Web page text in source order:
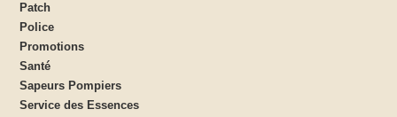
Patch
Police
Promotions
Santé
Sapeurs Pompiers
Service des Essences